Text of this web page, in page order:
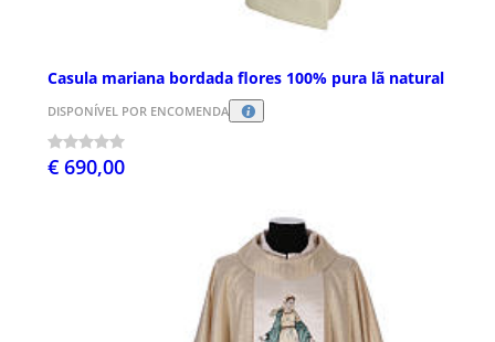
Casula mariana bordada flores 100% pura lã natural
DISPONÍVEL POR ENCOMENDA
€ 690,00